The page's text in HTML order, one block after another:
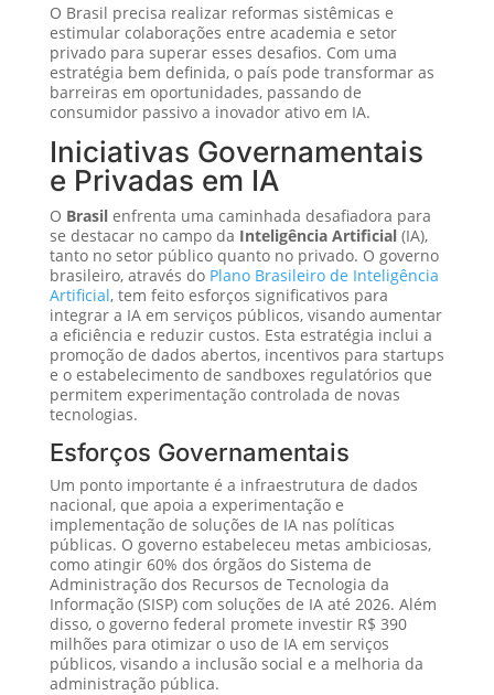
O Brasil precisa realizar reformas sistêmicas e
estimular colaborações entre academia e setor
privado para superar esses desafios. Com uma
estratégia bem definida, o país pode transformar as
barreiras em oportunidades, passando de
consumidor passivo a inovador ativo em IA.
Iniciativas Governamentais
e Privadas em IA
O Brasilenfrenta uma caminhada desafiadora para
se destacar no campo da Inteligência Artificial(IA),
tanto no setor público quanto no privado. O governo
brasileiro, através do Plano Brasileiro de Inteligência
Artificial, tem feito esforços significativos para
integrar a IA em serviços públicos, visando aumentar
a eficiência e reduzir custos. Esta estratégia inclui a
promoção de dados abertos, incentivos para startups
e o estabelecimento de sandboxes regulatórios que
permitem experimentação controlada de novas
tecnologias.
Esforços Governamentais
Um ponto importante é a infraestrutura de dados
nacional, que apoia a experimentação e
implementação de soluções de IA nas políticas
públicas. O governo estabeleceu metas ambiciosas,
como atingir 60% dos órgãos do Sistema de
Administração dos Recursos de Tecnologia da
Informação (SISP) com soluções de IA até 2026. Além
disso, o governo federal promete investir R$ 390
milhões para otimizar o uso de IA em serviços
públicos, visando a inclusão social e a melhoria da
administração pública.